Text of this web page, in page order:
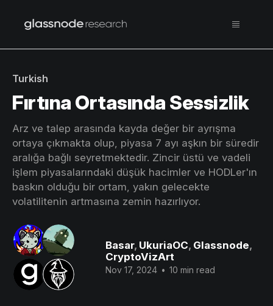
Turkish
Fırtına Ortasında Sessizlik
Arz ve talep arasında kayda değer bir ayrışma
ortaya çıkmakta olup, piyasa 7 ayı aşkın bir süredir
aralığa bağlı seyretmektedir. Zincir üstü ve vadeli
işlem piyasalarındaki düşük hacimler ve HODLer'ın
baskın olduğu bir ortam, yakın gelecekte
volatilitenin artmasına zemin hazırlıyor.
Basar, UkuriaOC, Glassnode,
CryptoVizArt
Nov 17, 2024 • 10 min read